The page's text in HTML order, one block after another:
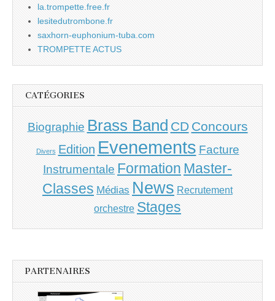
la.trompette.free.fr
lesitedutrombone.fr
saxhorn-euphonium-tuba.com
TROMPETTE ACTUS
CATÉGORIES
Biographie Brass Band CD Concours
Divers Edition Evenements Facture
Instrumentale Formation Master-
Classes Médias News Recrutement
orchestre Stages
PARTENAIRES